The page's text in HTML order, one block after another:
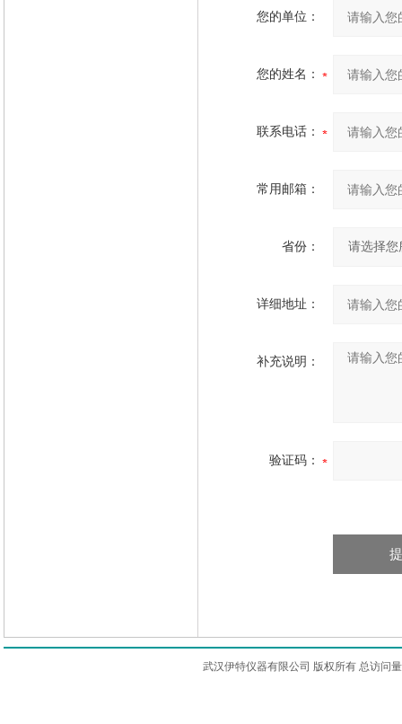
您的单位：
您的姓名：
联系电话：
常用邮箱：
省份：
详细地址：
补充说明：
验证码：
武汉伊特仪器有限公司 版权所有 总访问